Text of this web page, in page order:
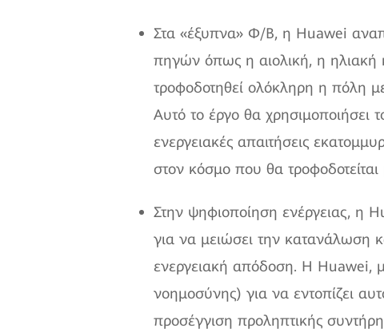
Στα «έξυπνα» Φ/Β, η Huawei
πηγών όπως η αιολική, η ηλιακή
τροφοδοτηθεί ολόκληρη η πόλη
Αυτό το έργο θα χρησιμοποιήσει
ενεργειακές απαιτήσεις
στον κόσμο που θα
Στην ψηφιοποίηση ενέργειας, η
για να μειώσει την κατανάλωση
ενεργειακή απόδοση. Η Huawei,
νοημοσύνης) για να εντοπίζει
προσέγγιση προληπτικής